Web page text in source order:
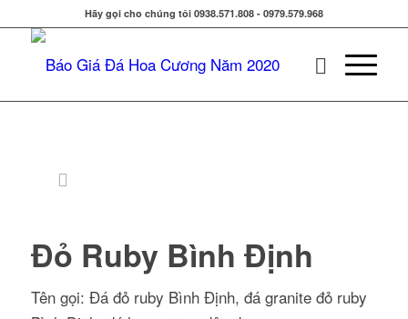
Hãy gọi cho chúng tôi 0938.571.808 - 0979.579.968
Đỏ Ruby Bình Định
Tên gọi: Đá đỏ ruby Bình Định, đá granite đỏ ruby